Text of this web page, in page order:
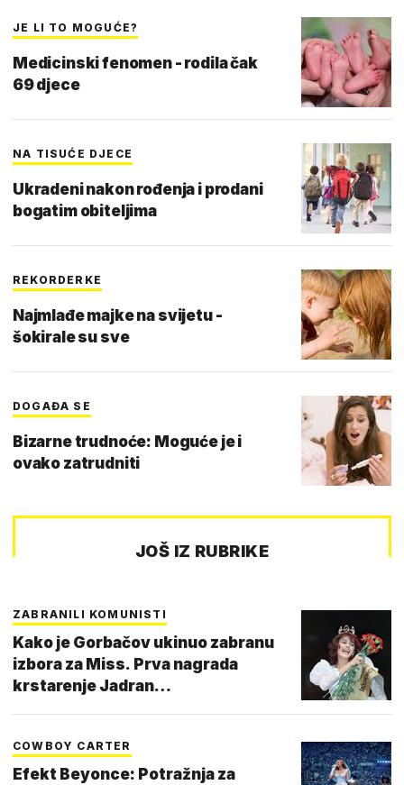
JE LI TO MOGUĆE?
Medicinski fenomen - rodila čak
69 djece
NA TISUĆE DJECE
Ukradeni nakon rođenja i prodani
bogatim obiteljima
REKORDERKE
Najmlađe majke na svijetu -
šokirale su sve
DOGAĐA SE
Bizarne trudnoće: Moguće je i
ovako zatrudniti
JOŠ IZ RUBRIKE
ZABRANILI KOMUNISTI
Kako je Gorbačov ukinuo zabranu
izbora za Miss. Prva nagrada
krstarenje Jadran…
COWBOY CARTER
Efekt Beyonce: Potražnja za